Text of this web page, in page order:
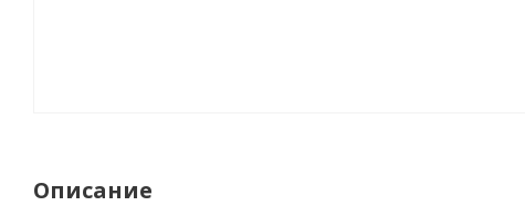
Описание